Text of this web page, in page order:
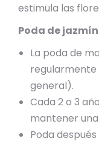
estimula las
Poda de jazmín
La poda de
general).
Cada 2 o 3
mantener
Poda